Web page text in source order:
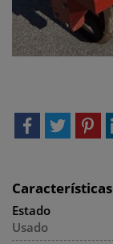
Características
Estado
Usado